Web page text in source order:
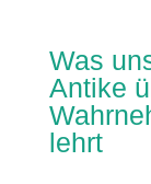
Was
Antike
lehrt